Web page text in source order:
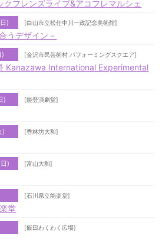
フレンズライブ&アコフレマルシェ
) [白山市立松任中川一政記念美術館]
うデザイン－
) [金沢市民芸術村 パフォーミングスクエア]
Kanazawa International Experimental
) [能登演劇堂]
) [香林坊大和]
) [富山大和]
[石川県立能楽堂]
堂
[飯田わくわく広場]